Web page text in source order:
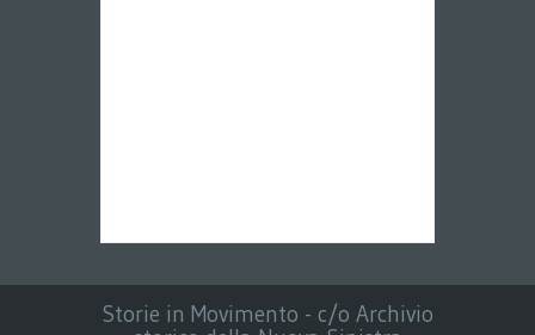
Storie in Movimento - c/o Archivio